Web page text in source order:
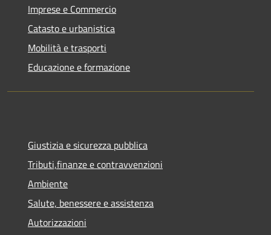
Imprese e Commercio
Catasto e urbanistica
Mobilità e trasporti
Educazione e formazione
Giustizia e sicurezza pubblica
Tributi,finanze e contravvenzioni
Ambiente
Salute, benessere e assistenza
Autorizzazioni